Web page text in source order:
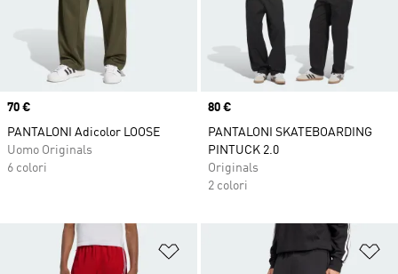
Price
70 €
PANTALONI Adicolor LOOSE
Uomo Originals
6 colori
Price
80 €
PANTALONI SKATEBOARDING
PINTUCK 2.0
Originals
2 colori
Aggiungi alla lista dei desideri